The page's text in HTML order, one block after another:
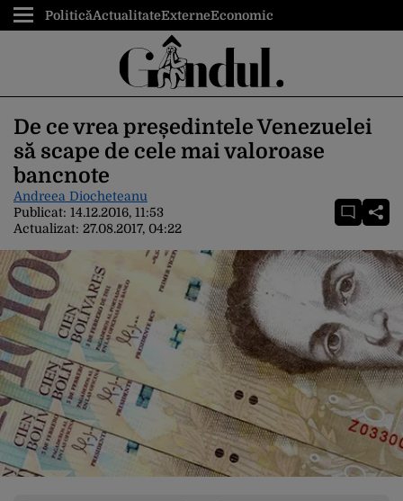
PoliticăActualitateExterneEconomic
De ce vrea președintele Venezuelei
să scape de cele mai valoroase
bancnote
Andreea Diocheteanu
Publicat: 14.12.2016, 11:53
Actualizat: 27.08.2017, 04:22